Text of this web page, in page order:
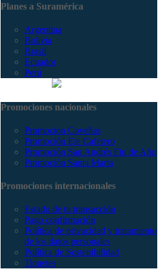
Planes a Suramérica
Argentina
Bolivia
Brasil
Ecuador
Perú
Promociones nacionales
Promocion Coveñas
Promoción Eje Cafetero
Promoción San Andrés Fin de Año
Promoción Santa Marta
Promociones internacionales
Estado de tu transacción
Pago confirmación
Política de privacidad y tratamiento
de los datos personales
Política de Sostenibilidad
Tiquetes